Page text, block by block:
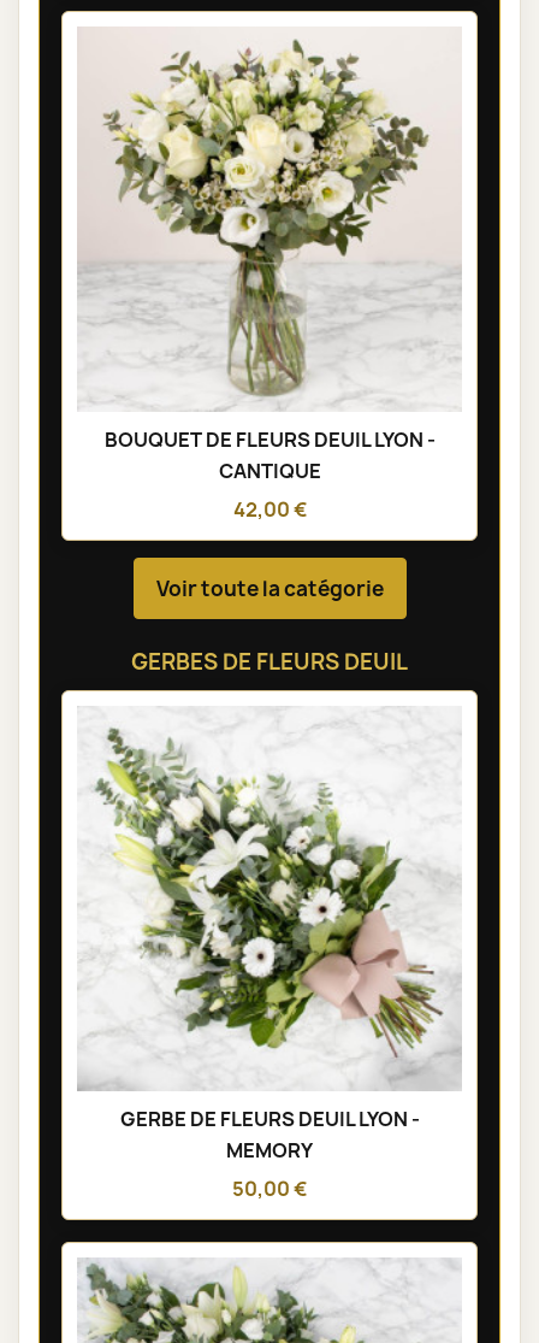
BOUQUET DE FLEURS DEUIL LYON -
CANTIQUE
42,00 €
Voir toute la catégorie
GERBES DE FLEURS DEUIL
GERBE DE FLEURS DEUIL LYON -
MEMORY
50,00 €